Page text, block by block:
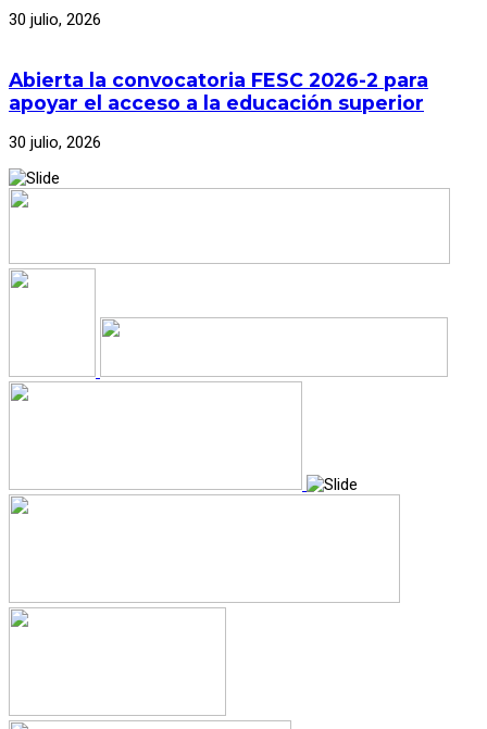
30 julio, 2026
Abierta la convocatoria FESC 2026-2 para
apoyar el acceso a la educación superior
30 julio, 2026